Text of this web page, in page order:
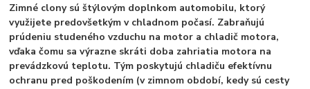
Zimné clony sú štýlovým doplnkom automobilu, ktorý
využijete predovšetkým v chladnom počasí. Zabraňujú
prúdeniu studeného vzduchu na motor a chladič motora,
vďaka čomu sa výrazne skráti doba zahriatia motora na
prevádzkovú teplotu. Tým poskytujú chladiču efektívnu
ochranu pred poškodením (v zimnom období, kedy sú cesty